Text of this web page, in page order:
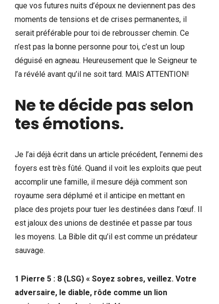
que vos futures nuits d’époux ne deviennent pas des
moments de tensions et de crises permanentes, il
serait préférable pour toi de rebrousser chemin. Ce
n’est pas la bonne personne pour toi, c’est un loup
déguisé en agneau. Heureusement que le Seigneur te
l’a révélé avant qu’il ne soit tard. MAIS ATTENTION!
Ne te décide pas selon
tes émotions.
Je l’ai déjà écrit dans un article précédent, l’ennemi des
foyers est très fûté. Quand il voit les exploits que peut
accomplir une famille, il mesure déjà comment son
royaume sera déplumé et il anticipe en mettant en
place des projets pour tuer les destinées dans l’œuf. Il
est jaloux des unions de destinée et passe par tous
les moyens. La Bible dit qu’il est comme un prédateur
sauvage.
1 Pierre 5 : 8 (LSG) « Soyez sobres, veillez. Votre
adversaire, le diable, rôde comme un lion